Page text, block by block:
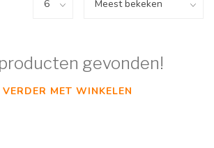
gevonden!
MET WINKELEN